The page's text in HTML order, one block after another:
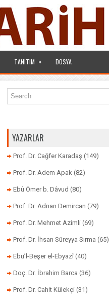
TANITIM » DOSYA
YAZARLAR
Prof. Dr. Cağfer Karadaş (149)
Prof. Dr. Adem Apak (82)
Ebû Ömer b. Dâvud (80)
Prof. Dr. Adnan Demircan (79)
Prof. Dr. Mehmet Azimli (69)
Prof. Dr. İhsan Süreyya Sırma (65)
Ebu’l-Beşer el-Ebyazî (40)
Doç. Dr. İbrahim Barca (36)
Prof. Dr. Cahit Külekçi (31)